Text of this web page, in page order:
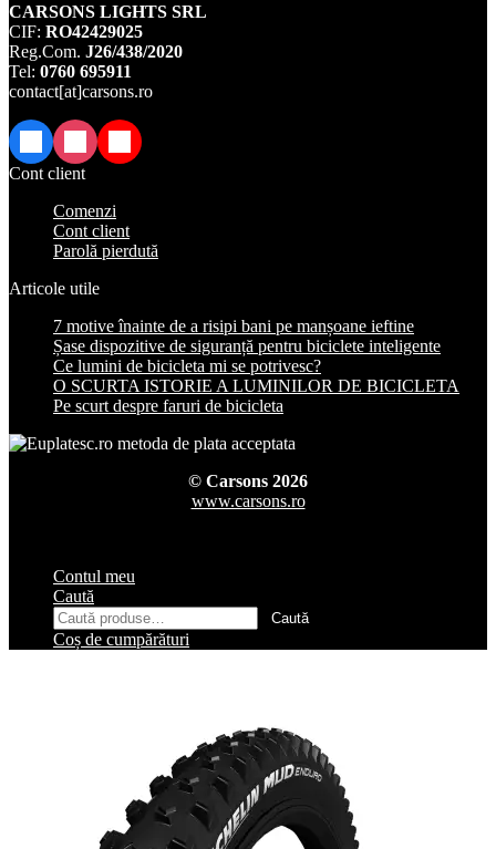
CARSONS LIGHTS SRL
CIF: RO42429025
Reg.Com. J26/438/2020
Tel: 0760 695911
contact[at]carsons.ro
FacebookInstagramTikTok
Cont client
Comenzi
Cont client
Parolă pierdută
Articole utile
7 motive înainte de a risipi bani pe manșoane ieftine
Șase dispozitive de siguranță pentru biciclete inteligente
Ce lumini de bicicleta mi se potrivesc?
O SCURTA ISTORIE A LUMINILOR DE BICICLETA
Pe scurt despre faruri de bicicleta
© Carsons 2026
www.carsons.ro
Contul meu
Caută
Caută
după:
Caută
Coș de cumpărături